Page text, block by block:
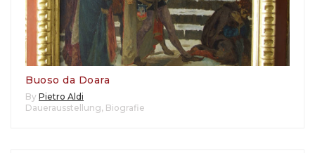
Buoso da Doara
By Pietro Aldi
Dauerausstellung, Biografie